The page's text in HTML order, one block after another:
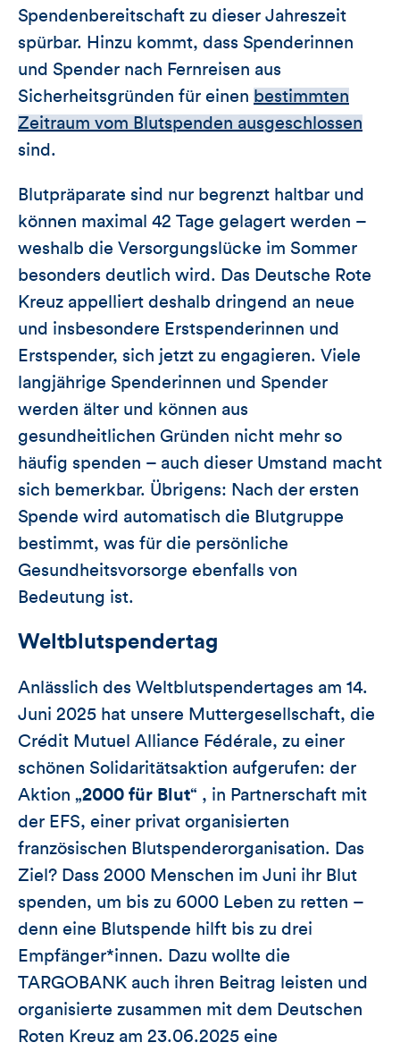
Spendenbereitschaft zu dieser Jahreszeit
spürbar. Hinzu kommt, dass Spenderinnen
und Spender nach Fernreisen aus
Sicherheitsgründen für einen bestimmten
Zeitraum vom Blutspenden ausgeschlossen
sind.
Blutpräparate sind nur begrenzt haltbar und
können maximal 42 Tage gelagert werden –
weshalb die Versorgungslücke im Sommer
besonders deutlich wird. Das Deutsche Rote
Kreuz appelliert deshalb dringend an neue
und insbesondere Erstspenderinnen und
Erstspender, sich jetzt zu engagieren. Viele
langjährige Spenderinnen und Spender
werden älter und können aus
gesundheitlichen Gründen nicht mehr so
häufig spenden – auch dieser Umstand macht
sich bemerkbar. Übrigens: Nach der ersten
Spende wird automatisch die Blutgruppe
bestimmt, was für die persönliche
Gesundheitsvorsorge ebenfalls von
Bedeutung ist.
Weltblutspendertag
Anlässlich des Weltblutspendertages am 14.
Juni 2025 hat unsere Muttergesellschaft, die
Crédit Mutuel Alliance Fédérale, zu einer
schönen Solidaritätsaktion aufgerufen: der
Aktion „2000 für Blut“ , in Partnerschaft mit
der EFS, einer privat organisierten
französischen Blutspenderorganisation. Das
Ziel? Dass 2000 Menschen im Juni ihr Blut
spenden, um bis zu 6000 Leben zu retten –
denn eine Blutspende hilft bis zu drei
Empfänger*innen. Dazu wollte die
TARGOBANK auch ihren Beitrag leisten und
organisierte zusammen mit dem Deutschen
Roten Kreuz am 23.06.2025 eine